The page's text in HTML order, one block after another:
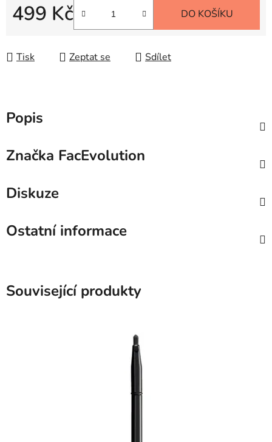
499 Kč DO KOŠÍKU
Tisk Zeptat se Sdílet
Popis
Značka FacEvolution
Diskuze
Ostatní informace
Související produkty